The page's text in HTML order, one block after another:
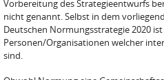
Vorbereitung des Strategieentwurfs
nicht genannt. Selbst in dem
Deutschen Normungs­strategie 2020
Personen/Organisationen welcher
sind.